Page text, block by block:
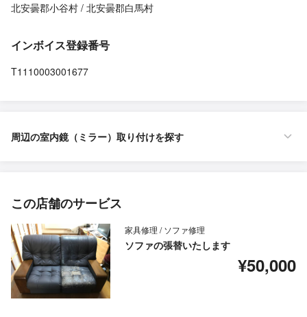
北安曇郡小谷村 北安曇郡白馬村
インボイス登録番号
T1110003001677
周辺の室内鏡（ミラー）取り付けを探す
この店舗のサービス
家具修理 / ソファ修理
ソファの張替いたします
¥50,000